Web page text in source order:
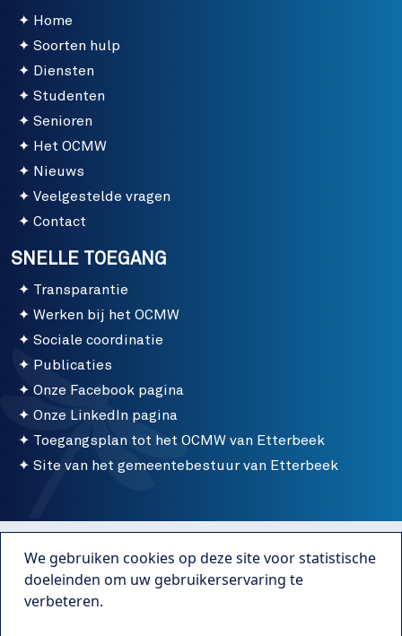
Home
Soorten hulp
Diensten
Studenten
Senioren
Het OCMW
Nieuws
Veelgestelde vragen
Contact
SNELLE TOEGANG
Transparantie
Werken bij het OCMW
Sociale coordinatie
Publicaties
Onze Facebook pagina
Onze LinkedIn pagina
Toegangsplan tot het OCMW van Etterbeek
Site van het gemeentebestuur van Etterbeek
Menu bottom
Publicaties
We gebruiken cookies op deze site voor statistische
doeleinden om uw gebruikerservaring te
verbeteren.